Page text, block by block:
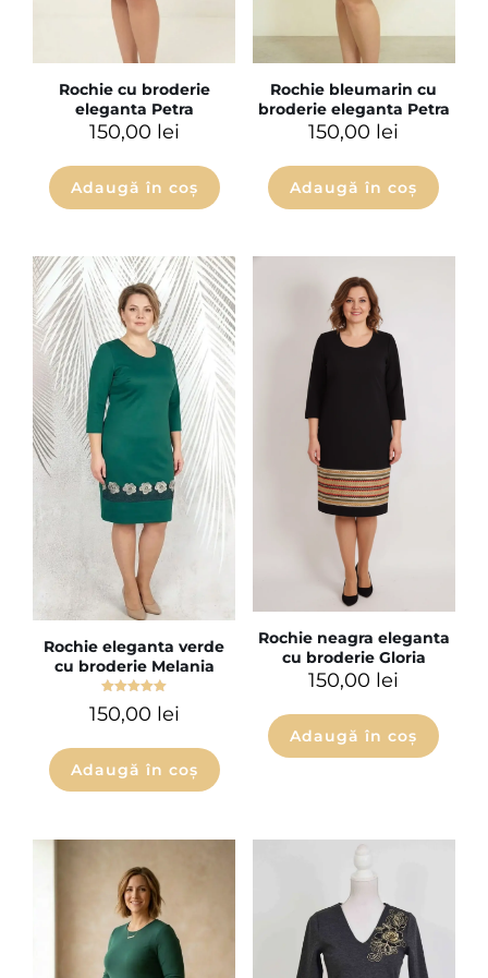
Rochie cu broderie
eleganta Petra
150,00 lei
Adaugă în coș
Rochie bleumarin cu
broderie eleganta Petra
150,00 lei
Adaugă în coș
Rochie eleganta verde
cu broderie Melania
Evaluat la
5.00
din 5
150,00 lei
Adaugă în coș
Rochie neagra eleganta
cu broderie Gloria
150,00 lei
Adaugă în coș